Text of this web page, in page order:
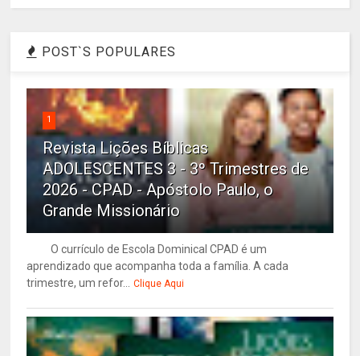
POST`S POPULARES
1
Revista Lições Bíblicas
ADOLESCENTES 3 - 3º Trimestres de
2026 - CPAD - Apóstolo Paulo, o
Grande Missionário
O currículo de Escola Dominical CPAD é um
aprendizado que acompanha toda a família. A cada
trimestre, um refor... Clique Aqui